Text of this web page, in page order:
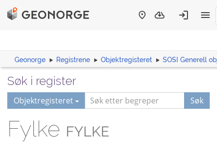
Geonorge Registrene Objektregisteret SOSI Generell
Søk i register
Objektregisteret Søk
Fylke FYLKE